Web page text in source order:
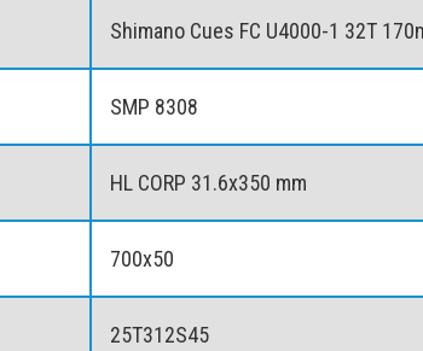
Shimano Cues FC U4000-1 32T
SMP 8308
HL CORP 31.6x350 mm
700x50
25T312S45